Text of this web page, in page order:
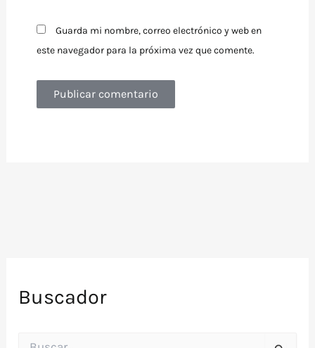
Guarda mi nombre, correo electrónico y web en
este navegador para la próxima vez que comente.
Buscador